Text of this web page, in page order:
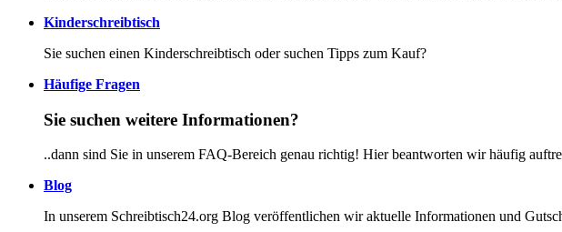
Kinderschreibtisch
Sie suchen einen Kinderschreibtisch oder suchen Tipps zum Kauf?
Häufige Fragen
Sie suchen weitere Informationen?
..dann sind Sie in unserem FAQ-Bereich genau richtig! Hier beantworten wir häufig
Blog
In unserem Schreibtisch24.org Blog veröffentlichen wir aktuelle Informationen und